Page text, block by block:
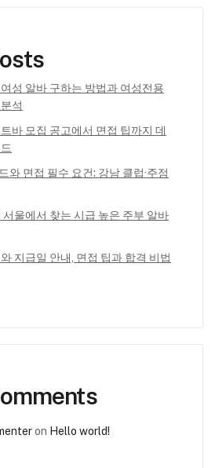
성 알바 구하는 방법과 여성전용
석
바 모집 공고에서 면접 팁까지 데
와 면접 필수 요건: 강남 클럽·주점
울에서 찾는 시급 높은 주부 알바
지급일 안내, 면접 팁과 합격 비법
on Hello world!